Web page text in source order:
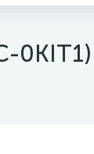
0KIT1)